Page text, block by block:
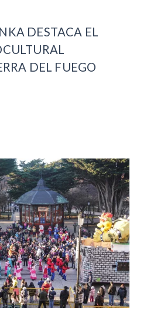
DESTACA EL
DEL FUEGO